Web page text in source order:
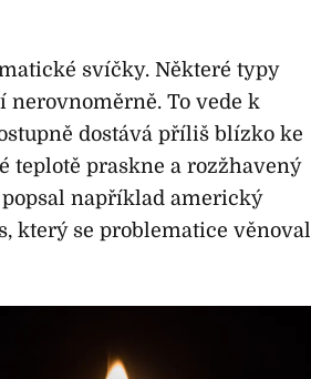
svíčky. Některé typy
To vede k
dostává příliš blízko ke
teplotě praskne a rozžhavený
například americký
který se problematice věnoval